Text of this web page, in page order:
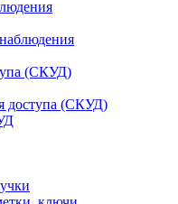
(СКУД)
доступа (СКУД)